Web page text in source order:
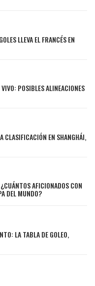
LLEVA EL FRANCÉS EN
POSIBLES ALINEACIONES
CLASIFICACIÓN EN SHANGHÁI,
AFICIONADOS CON
DEL MUNDO?
LA TABLA DE GOLEO,